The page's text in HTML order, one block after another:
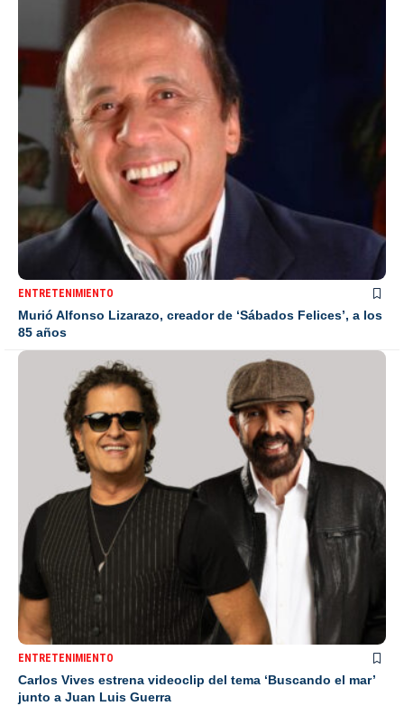
ENTRETENIMIENTO
Murió Alfonso Lizarazo, creador de ‘Sábados Felices’, a los
85 años
ENTRETENIMIENTO
Carlos Vives estrena videoclip del tema ‘Buscando el mar’
junto a Juan Luis Guerra